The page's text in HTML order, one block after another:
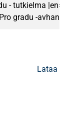
- tutkielma
gradu -
Lataa